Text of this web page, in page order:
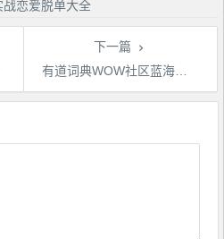
下一篇
有道词典WOW社区蓝海项目，目前高速上升期，新人小白都可以换取高收益！赶紧布局！【揭秘】